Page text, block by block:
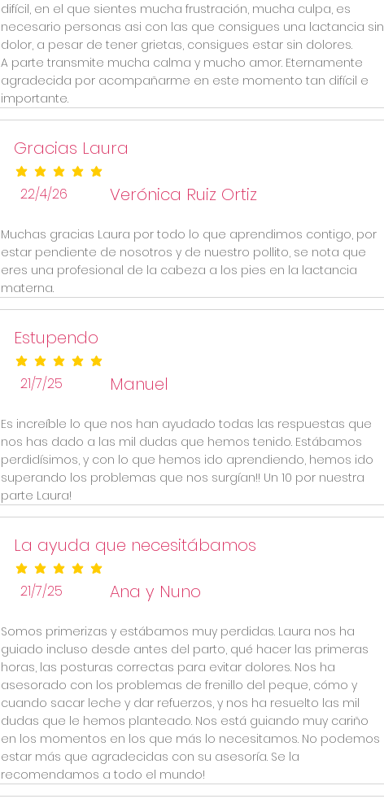
difícil, en el que sientes mucha frustración, mucha culpa, es
necesario personas asi con las que consigues una lactancia sin
dolor, a pesar de tener grietas, consigues estar sin dolores.
A parte transmite mucha calma y mucho amor. Eternamente
agradecida por acompañarme en este momento tan difícil e
importante.
Gracias Laura
la calificación promedio es 5 de 5
22/4/26 Verónica Ruiz Ortiz
Muchas gracias Laura por todo lo que aprendimos contigo, por
estar pendiente de nosotros y de nuestro pollito, se nota que
eres una profesional de la cabeza a los pies en la lactancia
materna.
Estupendo
la calificación promedio es 5 de 5
21/7/25 Manuel
Es increíble lo que nos han ayudado todas las respuestas que
nos has dado a las mil dudas que hemos tenido. Estábamos
perdidísimos, y con lo que hemos ido aprendiendo, hemos ido
superando los problemas que nos surgían!! Un 10 por nuestra
parte Laura!
La ayuda que necesitábamos
la calificación promedio es 5 de 5
21/7/25 Ana y Nuno
Somos primerizas y estábamos muy perdidas. Laura nos ha
guiado incluso desde antes del parto, qué hacer las primeras
horas, las posturas correctas para evitar dolores. Nos ha
asesorado con los problemas de frenillo del peque, cómo y
cuando sacar leche y dar refuerzos, y nos ha resuelto las mil
dudas que le hemos planteado. Nos está guiando muy cariño
en los momentos en los que más lo necesitamos. No podemos
estar más que agradecidas con su asesoría. Se la
recomendamos a todo el mundo!